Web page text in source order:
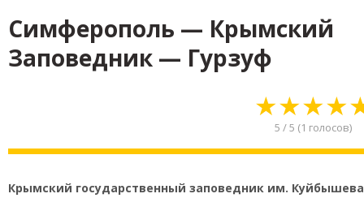
Симферополь — Крымский
Заповедник — Гурзуф
★★★★
5 /5 (1 голосов)
Крымский государственный заповедник им. Куйбышева